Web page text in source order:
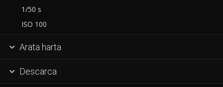
1/50 s
ISO 100
 Arata harta
 Descarca